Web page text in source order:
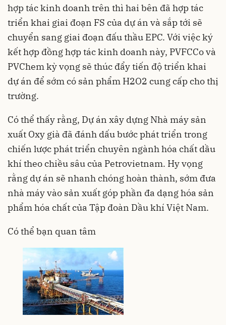
hợp tác kinh doanh trên thì hai bên đã hợp tác
triển khai giai đoạn FS của dự án và sắp tới sẽ
chuyển sang giai đoạn đấu thầu EPC. Với việc ký
kết hợp đồng hợp tác kinh doanh này, PVFCCo và
PVChem kỳ vọng sẽ thúc đẩy tiến độ triển khai
dự án để sớm có sản phẩm H2O2 cung cấp cho thị
trường.
Có thể thấy rằng, Dự án xây dựng Nhà máy sản
xuất Oxy già đã đánh dấu bước phát triển trong
chiến lược phát triển chuyên ngành hóa chất dầu
khí theo chiều sâu của Petrovietnam. Hy vọng
rằng dự án sẽ nhanh chóng hoàn thành, sớm đưa
nhà máy vào sản xuất góp phần đa dạng hóa sản
phẩm hóa chất của Tập đoàn Dầu khí Việt Nam.
Có thể bạn quan tâm